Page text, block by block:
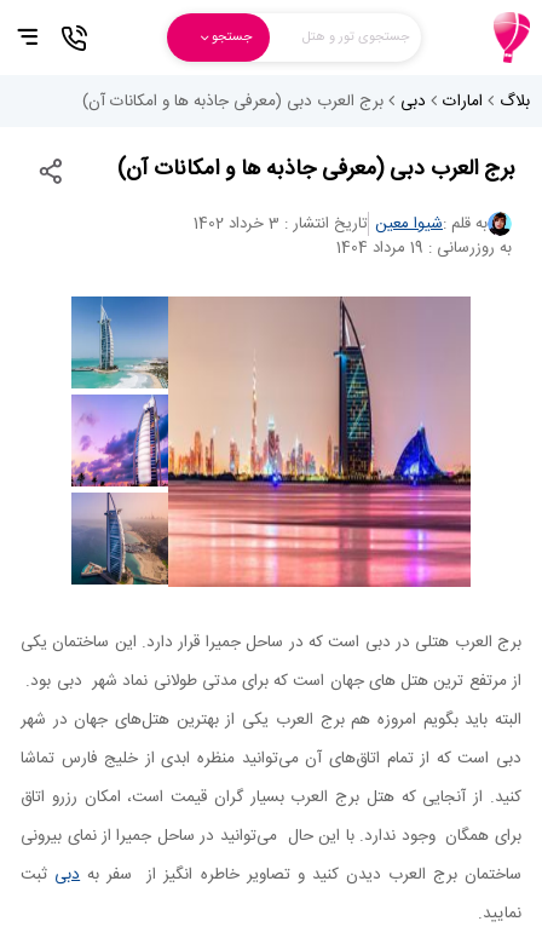
جستجوی تور و هتل جستجو
بلاگ امارات دبی برج العرب دبی (معرفی جاذبه ها و امکانات آن)
برج العرب دبی (معرفی جاذبه ها و امکانات آن)
به قلم :شیوا معین تاریخ انتشار : 3 خرداد 1402
به روزرسانی : 19 مرداد 1404
برج العرب هتلی در دبی است که در ساحل جمیرا قرار دارد. این ساختمان یکی
از مرتفع ترین هتل های جهان است که برای مدتی طولانی نماد شهر دبی بود.
البته باید بگویم امروزه هم برج العرب یکی از بهترین هتل‌های جهان در شهر
دبی است که از تمام اتاق‌های آن می‌توانید منظره ابدی از خلیج‌ فارس تماشا
کنید. از آنجایی که هتل برج العرب بسیار گران قیمت است، امکان رزرو اتاق
برای همگان وجود ندارد. با این حال می‌توانید در ساحل جمیرا از نمای بیرونی
ساختمان برج العرب دیدن کنید و تصاویر خاطره انگیز از سفر بهدبی ثبت
نمایید.